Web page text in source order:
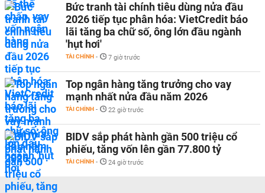
Bức tranh tài chính tiêu dùng nửa đầu
2026 tiếp tục phân hóa: VietCredit báo
lãi tăng ba chữ số, ông lớn đầu ngành
'hụt hơi'
TÀI CHÍNH - 7 giờ trước
Top ngân hàng tăng trưởng cho vay
mạnh nhất nửa đầu năm 2026
TÀI CHÍNH - 22 giờ trước
BIDV sắp phát hành gần 500 triệu cổ
phiếu, tăng vốn lên gần 77.800 tỷ
TÀI CHÍNH - 24 giờ trước